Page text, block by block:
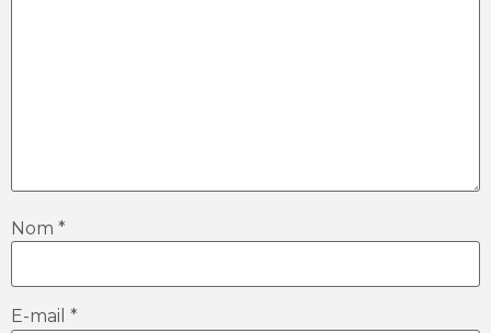
Nom *
E-mail *